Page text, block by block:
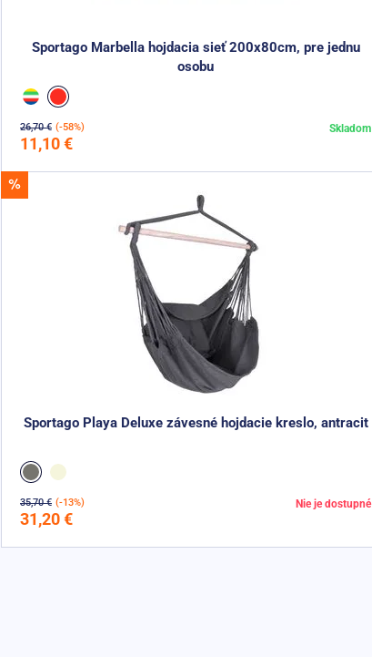
Sportago Marbella hojdacia sieť 200x80cm, pre jednu
osobu
26,70 € (-58%)
11,10 €
Skladom
Sportago Playa Deluxe závesné hojdacie kreslo, antracit
35,70 € (-13%)
31,20 €
Nie je dostupné
Detail